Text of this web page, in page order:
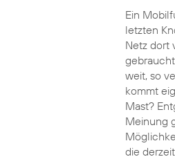
Ein
letzten
Netz dort
weit, so
kommt
Mast?
Meinung
die